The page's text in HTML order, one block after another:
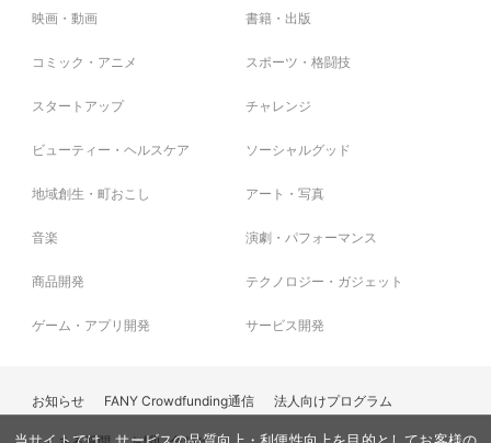
映画・動画 書籍・出版
コミック・アニメ スポーツ・格闘技
スタートアップ チャレンジ
ビューティー・ヘルスケア ソーシャルグッド
地域創生・町おこし アート・写真
音楽 演劇・パフォーマンス
商品開発 テクノロジー・ガジェット
ゲーム・アプリ開発 サービス開発
お知らせ FANY Crowdfunding通信 法人向けプログラム